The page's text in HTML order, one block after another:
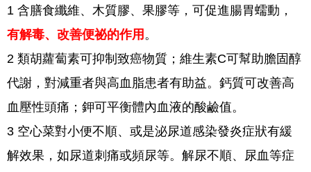
1 含膳食纖維、木質膠、果膠等，可促進腸胃蠕動，
有解毒、改善便祕的作用 。
2 類胡蘿蔔素可抑制致癌物質；維生素C可幫助膽固醇
代謝，對減重者與高血脂患者有助益。鈣質可改善高
血壓性頭痛；鉀可平衡體內血液的酸鹼值。
3 空心菜對小便不順、或是泌尿道感染發炎症狀有緩
解效果，如尿道刺痛或頻尿等。解尿不順、尿血等症